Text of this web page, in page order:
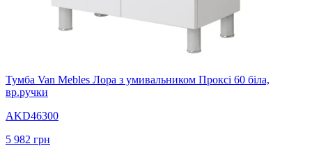
Тумба Van Mebles Лора з умивальником Проксі 60 біла,
вр.ручки
AKD46300
5 982 грн